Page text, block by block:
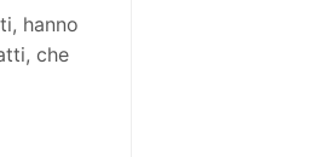
hanno
che